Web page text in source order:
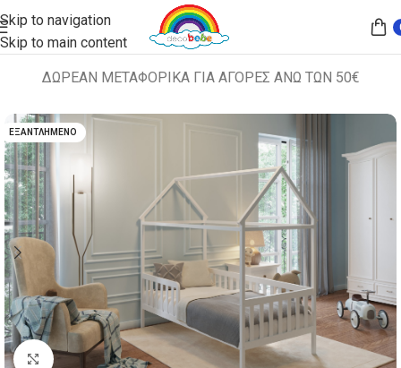
Skip to navigation
Skip to main content
ΔΩΡΕΑΝ ΜΕΤΑΦΟΡΙΚΑ ΓΙΑ ΑΓΟΡΕΣ ΑΝΩ ΤΩΝ 50€
Αρχική σελίδα ΚΡΕΒΑΤΙΑ ΚΟΥΝΙΕΣ
ΕΞΑΝΤΛΗΜΈΝΟ
Κλικ για μεγέθυνση